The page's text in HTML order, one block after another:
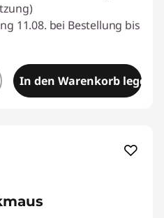
11.08. bei Bestellung bis
In den Warenkorb legen